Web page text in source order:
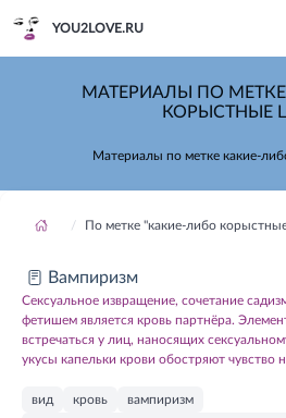
YOU2LOVE.RU
МАТЕРИАЛЫ ПО
КОРЫСТНЫЕ
Материалы по метке какие-
По метке "какие-либо
Вампиризм
Сексуальное извращение, сочетание
фетишем является кровь партнёра.
встречаться у лиц, наносящих
укусы капельки крови обостряют чувство
вид кровь
вампиризм